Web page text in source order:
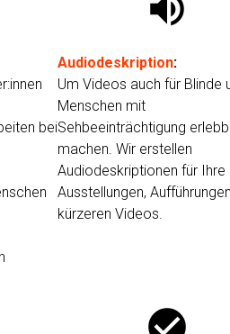
bei
volume_up
Audiodeskription:
Um Videos auch für Blinde
Menschen mit
Sehbeeinträchtigung
machen. Wir erstellen
Audiodeskriptionen für Ihre
Ausstellungen,
kürzeren Videos.